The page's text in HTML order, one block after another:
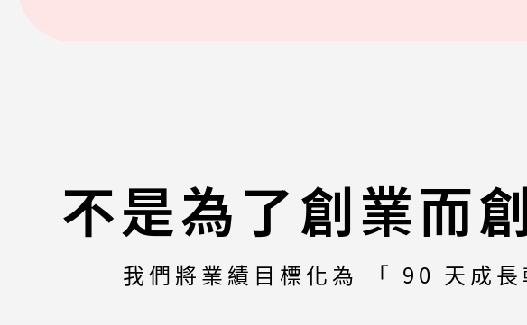
不是為了創業而
我們將業績目標化為 「 90 天成長